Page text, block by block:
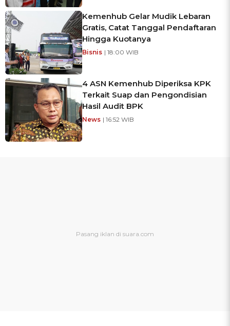
Kemenhub Gelar Mudik Lebaran
Gratis, Catat Tanggal Pendaftaran
Hingga Kuotanya
Bisnis | 18:00 WIB
4 ASN Kemenhub Diperiksa KPK
Terkait Suap dan Pengondisian
Hasil Audit BPK
News | 16:52 WIB